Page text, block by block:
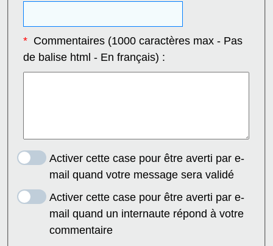
*Commentaires (1000 caractères max - Pas
de balise html - En français) :
Activer cette case pour être averti par e-
mail quand votre message sera validé
Activer cette case pour être averti par e-
mail quand un internaute répond à votre
commentaire